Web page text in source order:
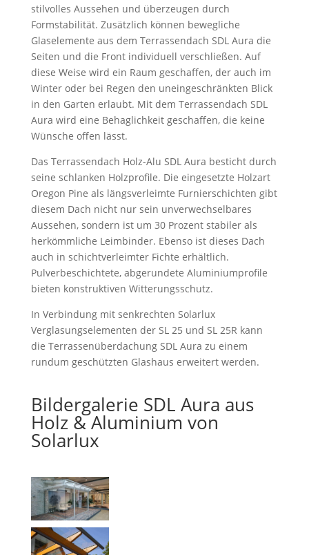
stilvolles Aussehen und überzeugen durch
Formstabilität. Zusätzlich können bewegliche
Glaselemente aus dem Terrassendach SDL Aura die
Seiten und die Front individuell verschließen. Auf
diese Weise wird ein Raum geschaffen, der auch im
Winter oder bei Regen den uneingeschränkten Blick
in den Garten erlaubt. Mit dem Terrassendach SDL
Aura wird eine Behaglichkeit geschaffen, die keine
Wünsche offen lässt.
Das Terrassendach Holz-Alu SDL Aura besticht durch
seine schlanken Holzprofile. Die eingesetzte Holzart
Oregon Pine als längsverleimte Furnierschichten gibt
diesem Dach nicht nur sein unverwechselbares
Aussehen, sondern ist um 30 Prozent stabiler als
herkömmliche Leimbinder. Ebenso ist dieses Dach
auch in schichtverleimter Fichte erhältlich.
Pulverbeschichtete, abgerundete Aluminiumprofile
bieten konstruktiven Witterungsschutz.
In Verbindung mit senkrechten Solarlux
Verglasungselementen der SL 25 und SL 25R kann
die Terrassenüberdachung SDL Aura zu einem
rundum geschützten Glashaus erweitert werden.
Bildergalerie SDL Aura aus
Holz & Aluminium von
Solarlux